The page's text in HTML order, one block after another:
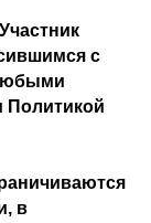
с
Политикой
в